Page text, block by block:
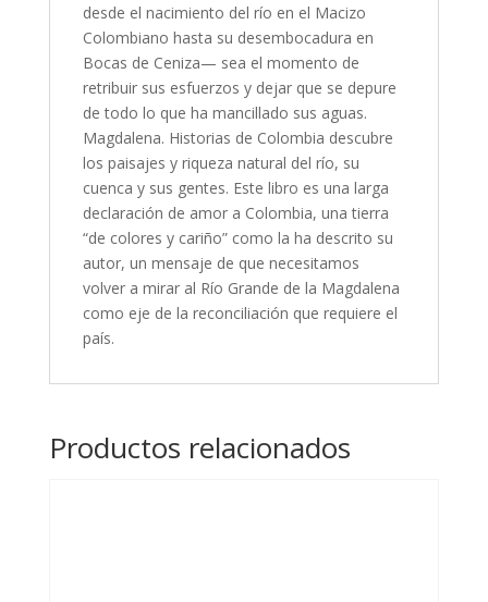
desde el nacimiento del río en el Macizo
Colombiano hasta su desembocadura en
Bocas de Ceniza— sea el momento de
retribuir sus esfuerzos y dejar que se depure
de todo lo que ha mancillado sus aguas.
Magdalena. Historias de Colombia descubre
los paisajes y riqueza natural del río, su
cuenca y sus gentes. Este libro es una larga
declaración de amor a Colombia, una tierra
“de colores y cariño” como la ha descrito su
autor, un mensaje de que necesitamos
volver a mirar al Río Grande de la Magdalena
como eje de la reconciliación que requiere el
país.
Productos relacionados